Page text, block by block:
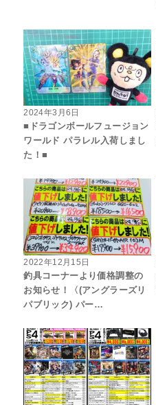
2024年3月6日
■ドラゴンボールフュージョン
ワールド パラレル入荷しまし
た！■
2022年12月15日
釣具コーナーより価格調整の
お知らせ！〈(アングラーズリ
パブリック) パー…